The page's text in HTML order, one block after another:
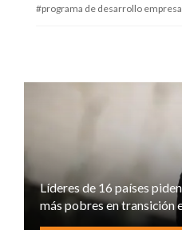
programa de desarrollo
Líderes de 16 países
más pobres en transición